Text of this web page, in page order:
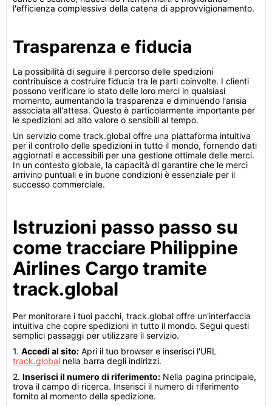
l'efficienza complessiva della catena di approvvigionamento.
Trasparenza e fiducia
La possibilità di seguire il percorso delle spedizioni
contribuisce a costruire fiducia tra le parti coinvolte. I clienti
possono verificare lo stato delle loro merci in qualsiasi
momento, aumentando la trasparenza e diminuendo l'ansia
associata all'attesa. Questo è particolarmente importante per
le spedizioni ad alto valore o sensibili al tempo.
Un servizio come track.global offre una piattaforma intuitiva
per il controllo delle spedizioni in tutto il mondo, fornendo dati
aggiornati e accessibili per una gestione ottimale delle merci.
In un contesto globale, la capacità di garantire che le merci
arrivino puntuali e in buone condizioni è essenziale per il
successo commerciale.
Istruzioni passo passo su
come tracciare Philippine
Airlines Cargo tramite
track.global
Per monitorare i tuoi pacchi, track.global offre un'interfaccia
intuitiva che copre spedizioni in tutto il mondo. Segui questi
semplici passaggi per utilizzare il servizio.
1. Accedi al sito: Apri il tuo browser e inserisci l'URL
track.global nella barra degli indirizzi.
2. Inserisci il numero di riferimento: Nella pagina principale,
trova il campo di ricerca. Inserisci il numero di riferimento
fornito al momento della spedizione.